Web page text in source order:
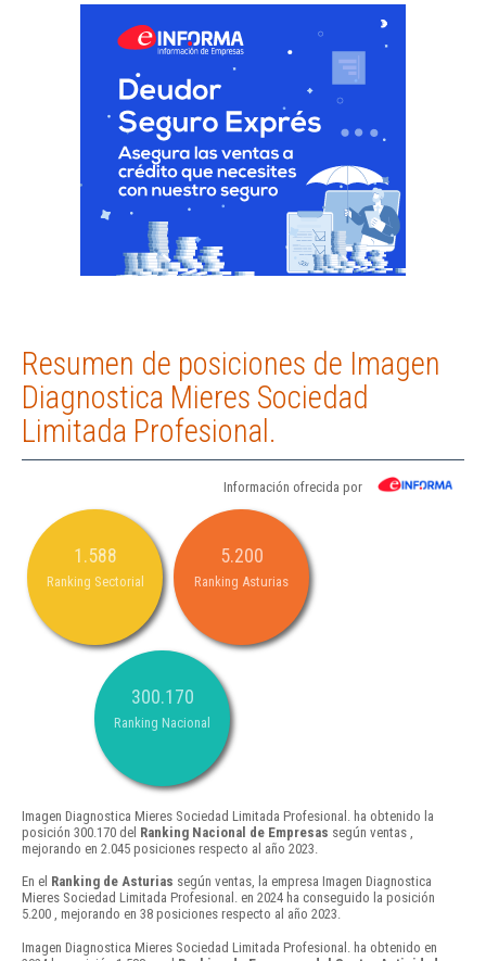
Resumen de posiciones de Imagen
Diagnostica Mieres Sociedad
Limitada Profesional.
Información ofrecida por
1.588
Ranking Sectorial
5.200
Ranking Asturias
300.170
Ranking Nacional
Imagen Diagnostica Mieres Sociedad Limitada Profesional. ha obtenido la
posición 300.170 del Ranking Nacional de Empresas según ventas ,
mejorando en 2.045 posiciones respecto al año 2023.
En el Ranking de Asturias según ventas, la empresa Imagen Diagnostica
Mieres Sociedad Limitada Profesional. en 2024 ha conseguido la posición
5.200 , mejorando en 38 posiciones respecto al año 2023.
Imagen Diagnostica Mieres Sociedad Limitada Profesional. ha obtenido en